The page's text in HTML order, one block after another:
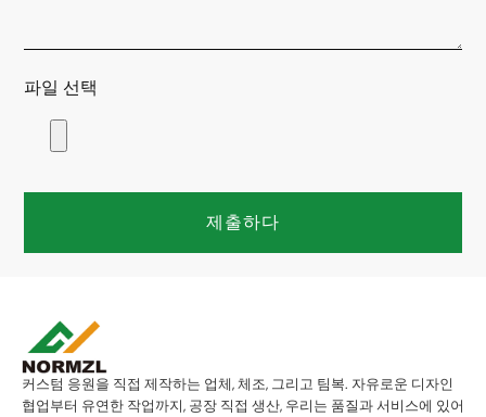
파일 선택
제출하다
커스텀 응원을 직접 제작하는 업체, 체조, 그리고 팀복. 자유로운 디자인
협업부터 유연한 작업까지, 공장 직접 생산, 우리는 품질과 서비스에 있어